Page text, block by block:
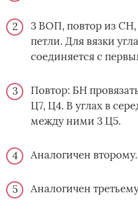
3 ВОП, повтор из
петли. Для вязки
соединяется с
Повтор: БН
Ц7, Ц4. В углах в
между ними 3 Ц5.
Аналогичен второму.
Аналогичен